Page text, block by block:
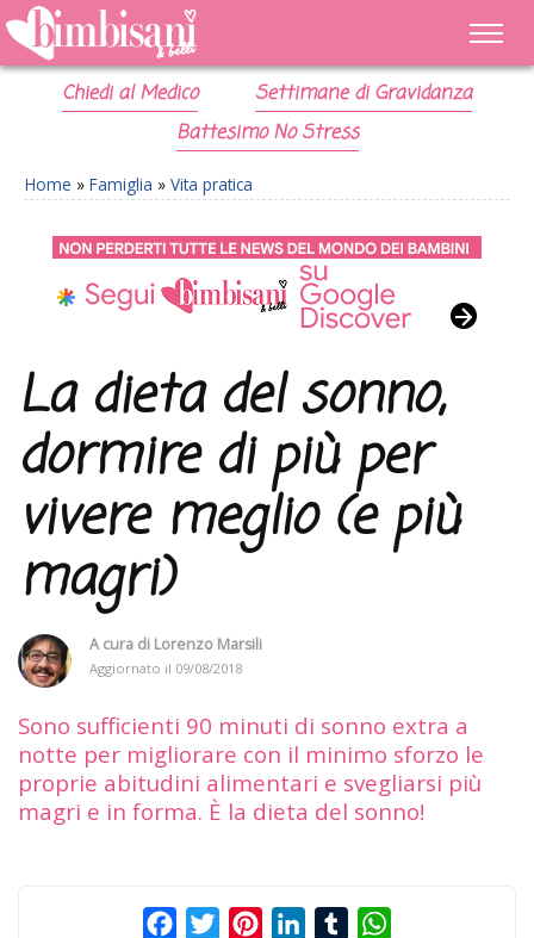
Chiedi al Medico
Settimane di Gravidanza
Battesimo No Stress
Home » Famiglia » Vita pratica
La dieta del sonno,
dormire di più per
vivere meglio (e più
magri)
A cura di Lorenzo Marsili
Aggiornato il 09/08/2018
Sono sufficienti 90 minuti di sonno extra a
notte per migliorare con il minimo sforzo le
proprie abitudini alimentari e svegliarsi più
magri e in forma. È la dieta del sonno!
FacebookTwitterPinterestLinkedInTumblr